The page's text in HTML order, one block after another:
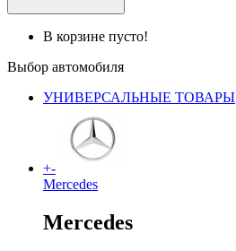
В корзине пусто!
Выбор автомобиля
УНИВЕРСАЛЬНЫЕ ТОВАРЫ
+-
Mercedes
Mercedes